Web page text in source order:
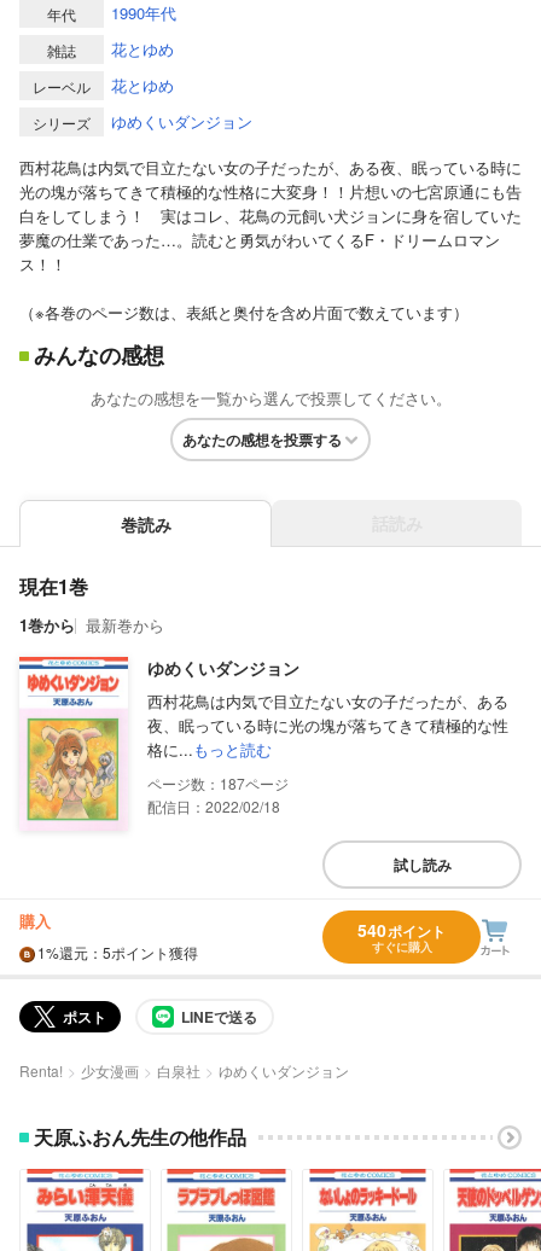
年代 1990年代
雑誌 花とゆめ
レーベル 花とゆめ
シリーズ
ゆめくいダンジョン
西村花鳥は内気で目立たない女の子だったが、ある夜、眠っている時に
光の塊が落ちてきて積極的な性格に大変身！！片想いの七宮原通にも告
白をしてしまう！ 実はコレ、花鳥の元飼い犬ジョンに身を宿していた
夢魔の仕業であった…。読むと勇気がわいてくるF・ドリームロマン
ス！！
（※各巻のページ数は、表紙と奥付を含め片面で数えています）
みんなの感想
あなたの感想を一覧から選んで投票してください。
あなたの感想を投票する
巻読み
現在1巻
1巻から 最新巻から
ゆめくいダンジョン
西村花鳥は内気で目立たない女の子だったが、ある
夜、眠っている時に光の塊が落ちてきて積極的な性
格に...もっと読む
187
配信日：2022/02/18
試し読み
購入
1%還元 ：5ポイント獲得
540ポイント
すぐに購入
ポスト LINEで送る
Renta! 少女漫画 白泉社 ゆめくいダンジョン
天原ふおん先生の他作品